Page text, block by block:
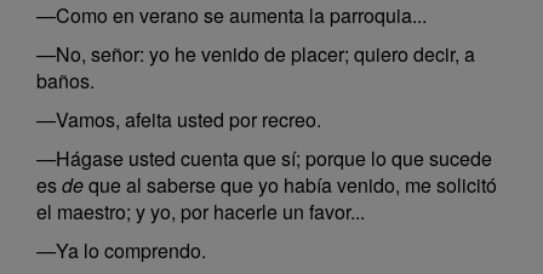
—Como en verano se aumenta la parroquia...
—No, señor: yo he venido de placer; quiero decir, a
baños.
—Vamos, afeita usted por recreo.
—Hágase usted cuenta que sí; porque lo que sucede
esdeque al saberse que yo había venido, me solicitó
el maestro; y yo, por hacerle un favor...
—Ya lo comprendo.